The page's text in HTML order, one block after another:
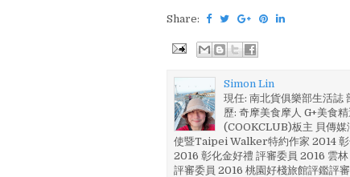
Share:
Simon Lin
現任: 南北貨俱樂部生活誌
歷: 奇摩美食摩人 G+美食
(COOKCLUB)板主 貝傳
使暨Taipei Walker特約作家 2014 彰
2016 彰化金好禮 評審委員 2016 雲
評審委員 2016 桃園好棧旅館評鑑評